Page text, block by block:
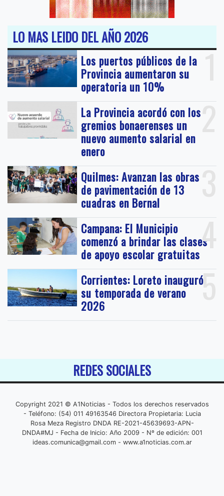
LO MAS LEIDO DEL AÑO 2026
1
Los puertos públicos de la
Provincia aumentaron su
operatoria un 10%
2
La Provincia acordó con los
gremios bonaerenses un
nuevo aumento salarial en
enero
3
Quilmes: Avanzan las obras
de pavimentación de 13
cuadras en Bernal
4
Campana: El Municipio
comenzó a brindar las clases
de apoyo escolar gratuitas
5
Corrientes: Loreto inauguró
su temporada de verano
2026
REDES SOCIALES
Copyright 2021 © A1Noticias - Todos los derechos reservados
- Teléfono: (54) 011 49163546 Directora Propietaria: Lucia
Rosa Meza Registro DNDA RE-2021-45639693-APN-
DNDA#MJ - Fecha de Inicio: Año 2009 - Nº de edición: 001
ideas.comunica@gmail.com- www.a1noticias.com.ar